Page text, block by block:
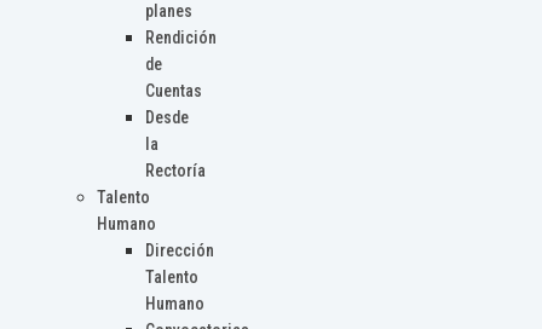
planes
Rendición
de
Cuentas
Desde
la
Rectoría
Talento
Humano
Dirección
Talento
Humano